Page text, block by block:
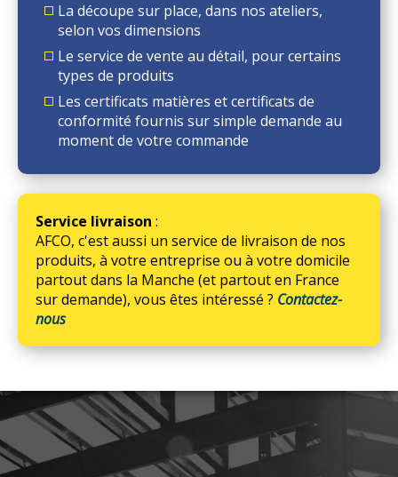
La découpe sur place, dans nos ateliers,
selon vos dimensions
Le service de vente au détail, pour certains
types de produits
Les certificats matières et certificats de
conformité fournis sur simple demande au
moment de votre commande
Service livraison :
AFCO, c'est aussi un service de livraison de nos
produits, à votre entreprise ou à votre domicile
partout dans la Manche (et partout en France
sur demande), vous êtes intéressé ? Contactez-
nous